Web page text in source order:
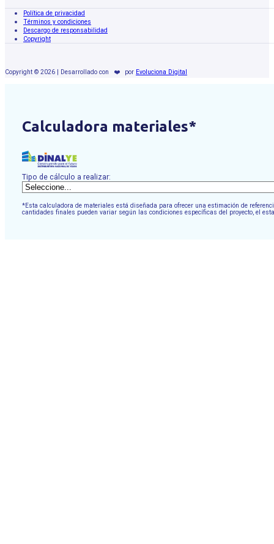
Política de privacidad
Términos y condiciones
Descargo de responsabilidad
Copyright
Copyright © 2026 | Desarrollado con ❤️ por Evoluciona Digital
Calculadora materiales*
Tipo de cálculo a realizar:
*Esta calculadora de materiales está diseñada para ofrecer una estimación de
cantidades finales pueden variar según las condiciones específicas del proyecto, el